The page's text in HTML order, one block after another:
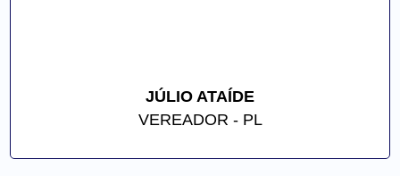
JÚLIO ATAÍDE
VEREADOR - PL